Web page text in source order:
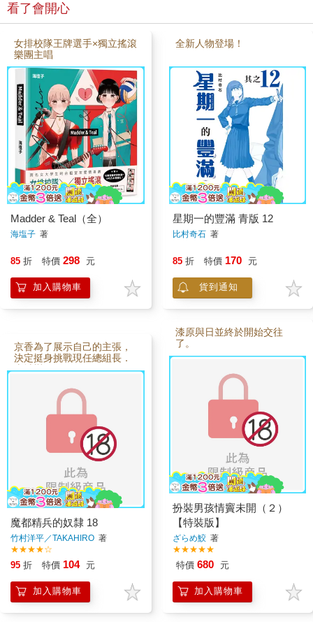
看了會開心
女排校隊王牌選手×獨立搖滾
樂團主唱
Madder & Teal（全）
海塩子 著
85 折 特價 298 元
加入購物車
全新人物登場！
星期一的豐滿 青版 12
比村奇石著
85 折 特價 170 元
貨到通知
京香為了展示自己的主張，
決定挺身挑戰現任總組長．
山城戀。
魔都精兵的奴隸 18
竹村洋平／TAKAHIRO 著
★★★★☆
95 折 特價 104 元
加入購物車
漆原與日並終於開始交往
了。
扮裝男孩情竇未開（２）
【特裝版】
ざらめ鮫著
★★★★★
特價 680 元
加入購物車